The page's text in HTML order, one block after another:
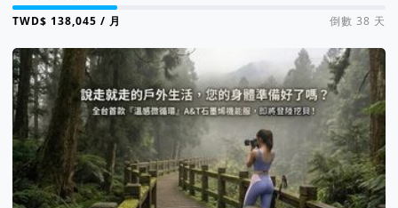
集資進度 28%
/ 月 倒數 38 天